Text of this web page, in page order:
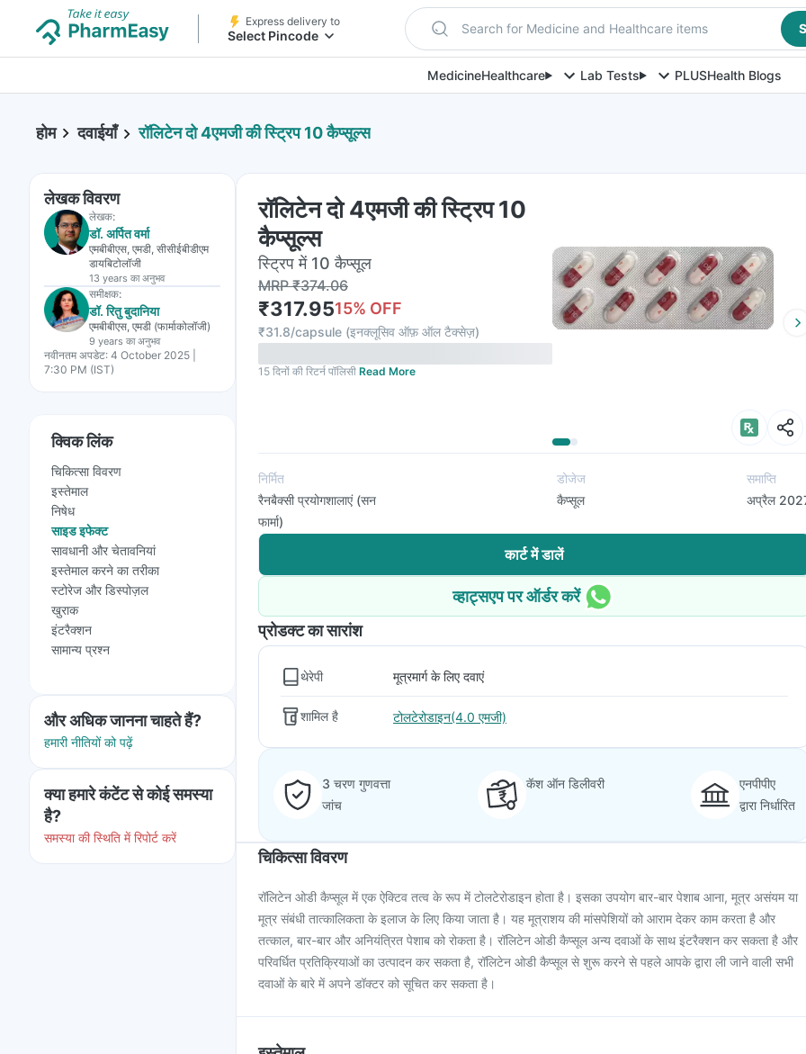
Express delivery to
Select Pincode Search for Medicine and Healthcare items
MedicineHealthcare Lab Tests PLUSHealth Blogs
होम दवाईयाँ रॉलिटेन दो 4एमजी की स्ट्रिप 10 कैप्सूल्स
लेखक विवरण
लेखक:
डॉ. अर्पित वर्मा
एमबीबीएस, एमडी, सीसीईबीडीएम
डायबिटोलॉजी
13 years का अनुभव
समीक्षक:
डॉ. रितु बुदानिया
एमबीबीएस, एमडी (फार्माकोलॉजी)
9 years का अनुभव
नवीनतम अपडेट: 4 October 2025 |
7:30 PM (IST)
क्विक लिंक
चिकित्सा विवरण
इस्तेमाल
निषेध
साइड इफेक्ट
सावधानी और चेतावनियां
इस्तेमाल करने का तरीका
स्टोरेज और डिस्पोज़ल
खुराक
इंटरैक्शन
सामान्य प्रश्न
और अधिक जानना चाहते हैं?
हमारी नीतियों को पढ़ें
क्या हमारे कंटेंट से कोई समस्या
है?
समस्या की स्थिति में रिपोर्ट करें
रॉलिटेन दो 4एमजी की स्ट्रिप 10
कैप्सूल्स
स्ट्रिप में 10 कैप्सूल
MRP₹374.06
₹317.9515% OFF
₹31.8/capsule (इनक्लूसिव ऑफ़ ऑल टैक्सेज़)
15 दिनों की रिटर्न पॉलिसी Read More
निर्मित
रैनबैक्सी प्रयोगशालाएं (सन
फार्मा)
डोजेज
कैप्सूल
समाप्ति
अप्रैल
कार्ट में डालें
व्हाट्सएप पर ऑर्डर करें
प्रोडक्ट का सारांश
थेरेपी मूत्रमार्ग के लिए दवाएं
शामिल है टोलटेरोडाइन(4.0 एमजी)
3 चरण गुणवत्ता
जांच
कॅश ऑन डिलीवरी
एनपीपीए
द्वारा निर्धारित
चिकित्सा विवरण
रॉलिटेन ओडी कैप्सूल में एक ऐक्टिव तत्व के रूप में टोलटेरोडाइन होता है। इसका उपयोग बार-बार पेशाब आना, मूत्र असंयम या
मूत्र संबंधी तात्कालिकता के इलाज के लिए किया जाता है। यह मूत्राशय की मांसपेशियों को आराम देकर काम करता है और
तत्काल, बार-बार और अनियंत्रित पेशाब को रोकता है। रॉलिटेन ओडी कैप्सूल अन्य दवाओं के साथ इंटरैक्शन कर सकता है और
परिवर्धित प्रतिक्रियाओं का उत्पादन कर सकता है, रॉलिटेन ओडी कैप्सूल से शुरू करने से पहले आपके द्वारा ली जाने वाली सभी
दवाओं के बारे में अपने डॉक्टर को सूचित कर सकता है।